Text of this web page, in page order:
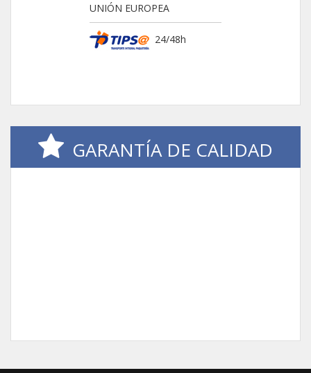
UNIÓN EUROPEA
24/48h
GARANTÍA DE CALIDAD